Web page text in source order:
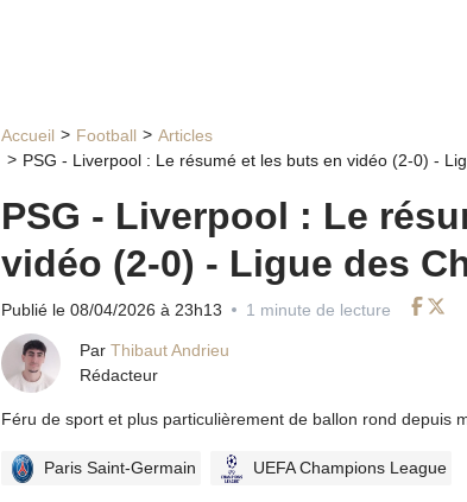
Accueil Football
Articles
PSG - Liverpool : Le résumé et les buts en vidéo (2-0) -
PSG - Liverpool : Le
vidéo (2-0) - Ligue des
Publié le 08/04/2026 à 23h13
1 minute de lecture
Par Thibaut Andrieu
Rédacteur
Féru de sport et plus particulièrement de ballon rond depuis
Paris Saint-Germain UEFA Champions League